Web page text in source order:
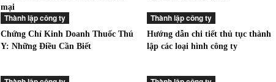
mại
Thành lập công ty
Chứng Chỉ Kinh Doanh Thuốc Thú
Y: Những Điều Cần Biết
Thành lập công ty
Hướng dẫn chi tiết thủ tục thành
lập các loại hình công ty